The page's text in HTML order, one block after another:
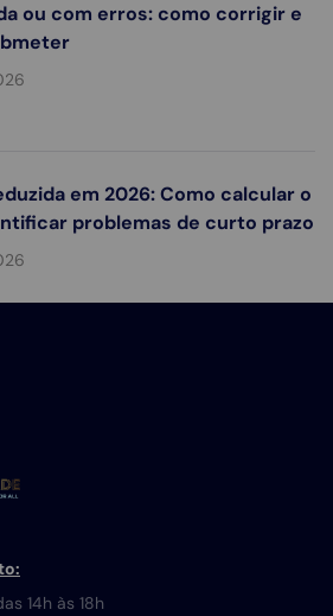
ou com erros: como corrigir e
em 2026: Como calcular o
problemas de curto prazo
14h às 18h